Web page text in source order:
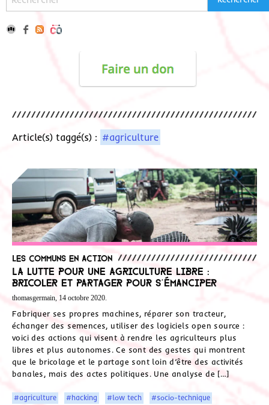
Article(s) taggé(s) : #agriculture
Les communs en action
La lutte pour une agriculture libre :
bricoler et partager pour s’émanciper
thomasgermain, 14 octobre 2020.
Fabriquer ses propres machines, réparer son tracteur,
échanger des semences, utiliser des logiciels open source :
voici des actions qui visent à rendre les agriculteurs plus
libres et plus autonomes. Ce sont des gestes qui montrent
que le bricolage et le partage sont loin d’être des activités
banales, mais des actes politiques. Une analyse de […]
#agriculture #hacking #low tech #socio-technique